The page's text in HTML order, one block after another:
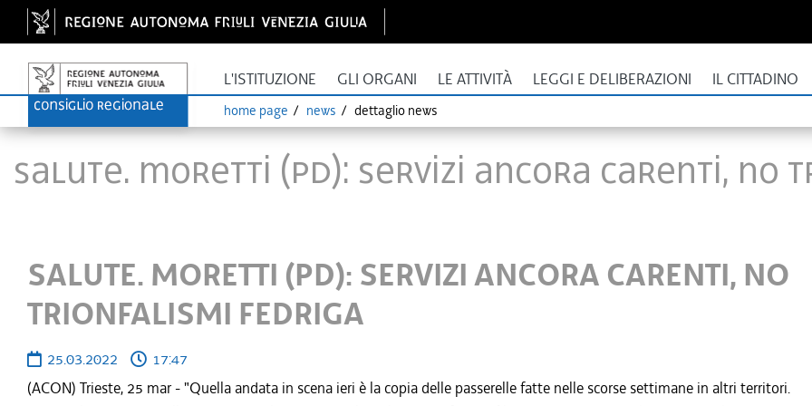
L'ISTITUZIONE GLI ORGANI LE ATTIVITÀ LEGGI E DELIBERAZIONI IL CITTADINO
home page news dettaglio news
SALUTE. MORETTI (PD): SERVIZI ANCORA CARENTI, NO
SALUTE. MORETTI (PD): SERVIZI ANCORA CARENTI, NO
TRIONFALISMI FEDRIGA
25.03.2022
17:47
(ACON) Trieste, 25 mar - "Quella andata in scena ieri è la copia delle passerelle fatte nelle scorse settimane in altri territori.